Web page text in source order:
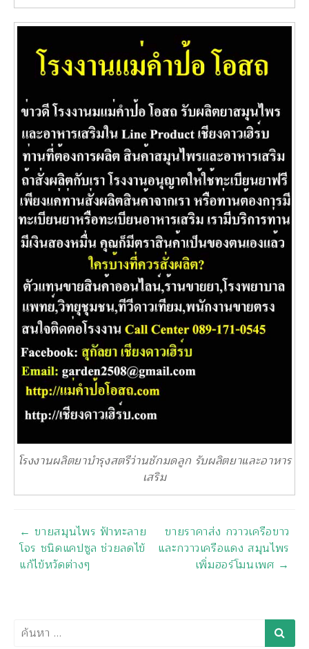
โรงงานผลิตยาบำรุงสตรีว่านชักมดลูก รับผลิตยาและอาหาร
เสริม
นำทาง
← ขายสมุนไพร ฟ้าทะลาย
โจร ชนิดแคปซูล ช่วยลดไข้
แก้ไข้หวัดต่างๆ
ขายราคาส่ง กวาวเครือขาว
และกวาวเครือแดง สมุนไพร
เพิ่มฮอร์โมนเพศ →
ค้นหา